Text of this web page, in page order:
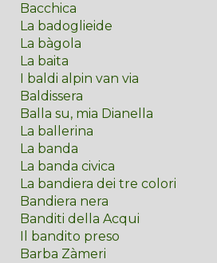
Bacchica
La badoglieide
La bàgola
La baita
I baldi alpin van via
Baldissera
Balla su, mia Dianella
La ballerina
La banda
La banda civica
La bandiera dei tre colori
Bandiera nera
Banditi della Acqui
Il bandito preso
Barba Zàmeri